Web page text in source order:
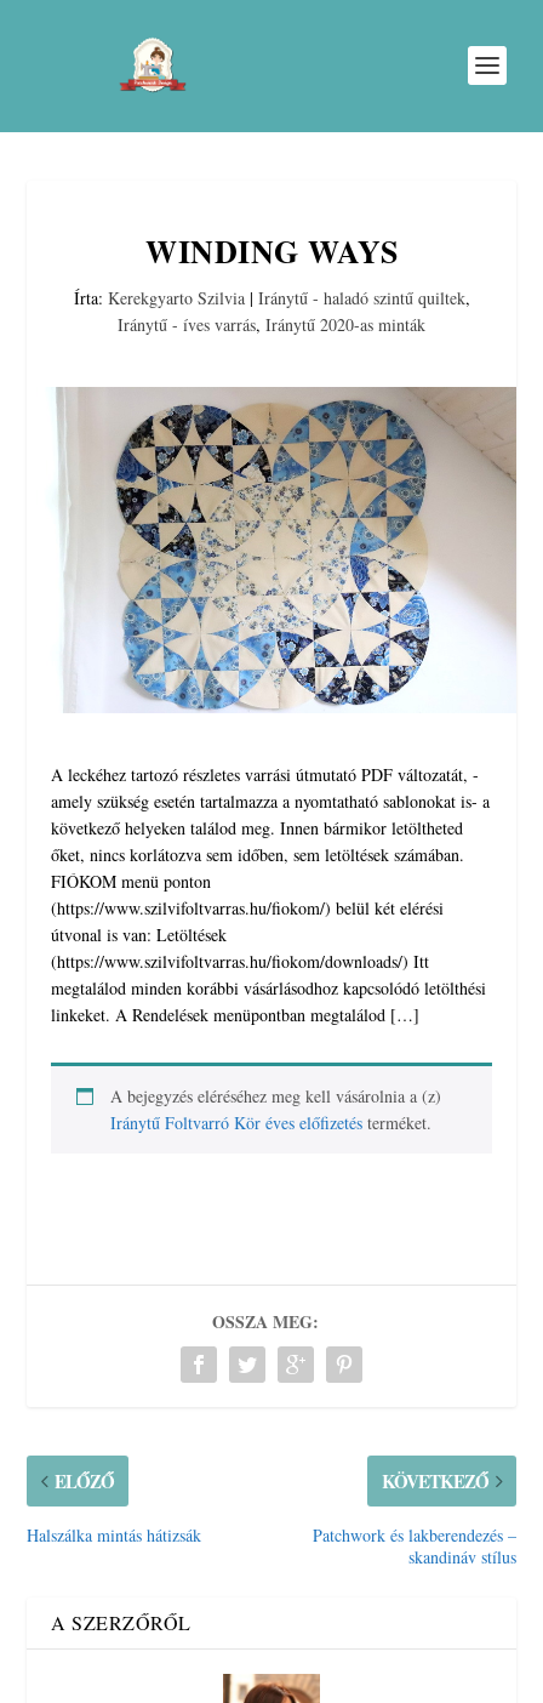
WINDING WAYS
Írta: Kerekgyarto Szilvia| Iránytű - haladó szintű quiltek,
Iránytű - íves varrás, Iránytű 2020-as minták
A leckéhez tartozó részletes varrási útmutató PDF változatát, -
amely szükség esetén tartalmazza a nyomtatható sablonokat is- a
következő helyeken találod meg. Innen bármikor letöltheted
őket, nincs korlátozva sem időben, sem letöltések számában.
FIÓKOM menü ponton
(https://www.szilvifoltvarras.hu/fiokom/) belül két elérési
útvonal is van: Letöltések
(https://www.szilvifoltvarras.hu/fiokom/downloads/) Itt
megtalálod minden korábbi vásárlásodhoz kapcsolódó letölthési
linkeket. A Rendelések menüpontban megtalálod […]
A bejegyzés eléréséhez meg kell vásárolnia a (z)
Iránytű Foltvarró Kör éves előfizetés terméket.
OSSZA MEG:
ELŐZŐ
Halszálka mintás hátizsák
KÖVETKEZŐ
Patchwork és lakberendezés –
skandináv stílus
A SZERZŐRŐL